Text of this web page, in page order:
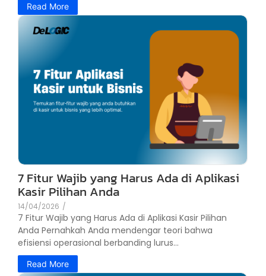
Read More
7 Fitur Wajib yang Harus Ada di Aplikasi
Kasir Pilihan Anda
14/04/2026 /
7 Fitur Wajib yang Harus Ada di Aplikasi Kasir Pilihan
Anda Pernahkah Anda mendengar teori bahwa
efisiensi operasional berbanding lurus...
Read More